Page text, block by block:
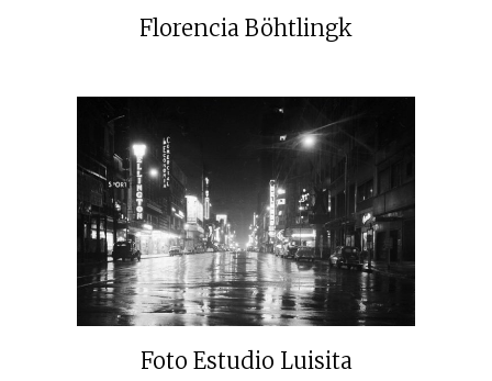
Florencia Böhtlingk
Foto Estudio Luisita